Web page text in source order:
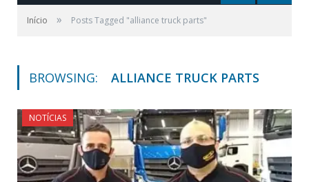
Início » Posts Tagged "alliance truck parts"
BROWSING: ALLIANCE TRUCK PARTS
NOTÍCIAS